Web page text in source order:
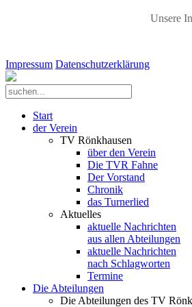
Unsere
Impressum Datenschutzerklärung
Start
der Verein
TV Rönkhausen
über den Verein
Die TVR Fahne
Der Vorstand
Chronik
das Turnerlied
Aktuelles
aktuelle Nachrichten
aus allen Abteilungen
aktuelle Nachrichten
nach Schlagworten
Termine
Die Abteilungen
Die Abteilungen des TV